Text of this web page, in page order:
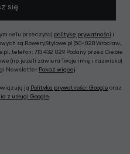
się
celu przeczytaj politykę prywatności i
są RoweryStylowe.pl (50-028 Wrocław,
telefon: 713 432 029. Podany przez Ciebie
(np. jeżeli zawiera Twoje imię i nazwisko).
Newsletter Pokaż więcej
ją Polityka prywatności Google oraz
z usługi Google.